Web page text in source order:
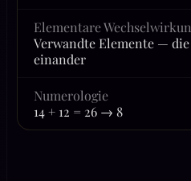
Elementare
Verwandte Elemente —
einander
Numerologie
14 + 12 = 26 → 8